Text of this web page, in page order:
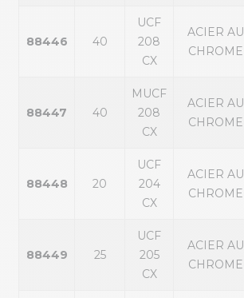
88446 40
UCF
208
CX
ACIER AU
CHROME
88447 40
MUCF
208
CX
ACIER AU
CHROME
88448 20
UCF
204
CX
ACIER AU
CHROME
88449 25
UCF
205
CX
ACIER AU
CHROME